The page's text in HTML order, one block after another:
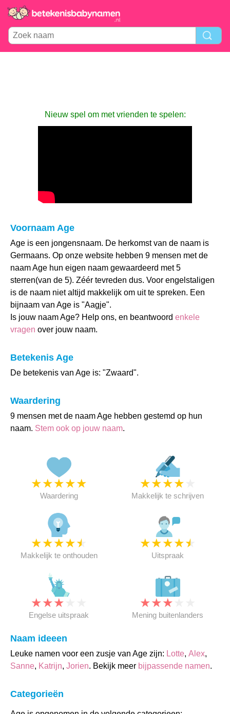
Nieuw spel om met vrienden te spelen:
Voornaam Age
Age is een jongensnaam. De herkomst van de naam is
Germaans. Op onze website hebben 9 mensen met de
naam Age hun eigen naam gewaardeerd met 5
sterren(van de 5). Zéér tevreden dus. Voor engelstaligen
is de naam niet altijd makkelijk om uit te spreken. Een
bijnaam van Age is "Aagje".
Is jouw naam Age? Help ons, en beantwoord enkele
vragen over jouw naam.
Betekenis Age
De betekenis van Age is: "Zwaard".
Waardering
9 mensen met de naam Age hebben gestemd op hun
naam. Stem ook op jouw naam.
★★★★★
Waardering
★★★★
Makkelijk te schrijven
★★★★★
Makkelijk te onthouden
★★★★★
Uitspraak
★★★
Engelse uitspraak
★★★
Mening buitenlanders
Naam ideeen
Leuke namen voor een zusje van Age zijn: Lotte, Alex,
Sanne, Katrijn, Jorien. Bekijk meer bijpassende namen.
Categorieën